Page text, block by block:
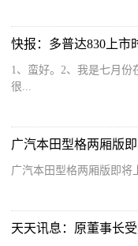
快报：多普达830上市
1、蛮好。2、我是七月份
很...
广汽本田型格两厢版
广汽本田型格两厢版即将